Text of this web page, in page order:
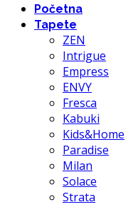
Početna
Tapete
ZEN
Intrigue
Empress
ENVY
Fresca
Kabuki
Kids&Home
Paradise
Milan
Solace
Strata